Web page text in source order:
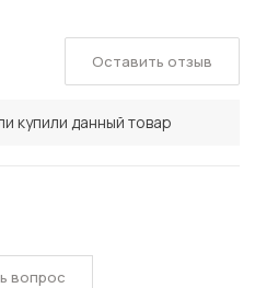
купили данный товар
Оставить отзыв
вопрос